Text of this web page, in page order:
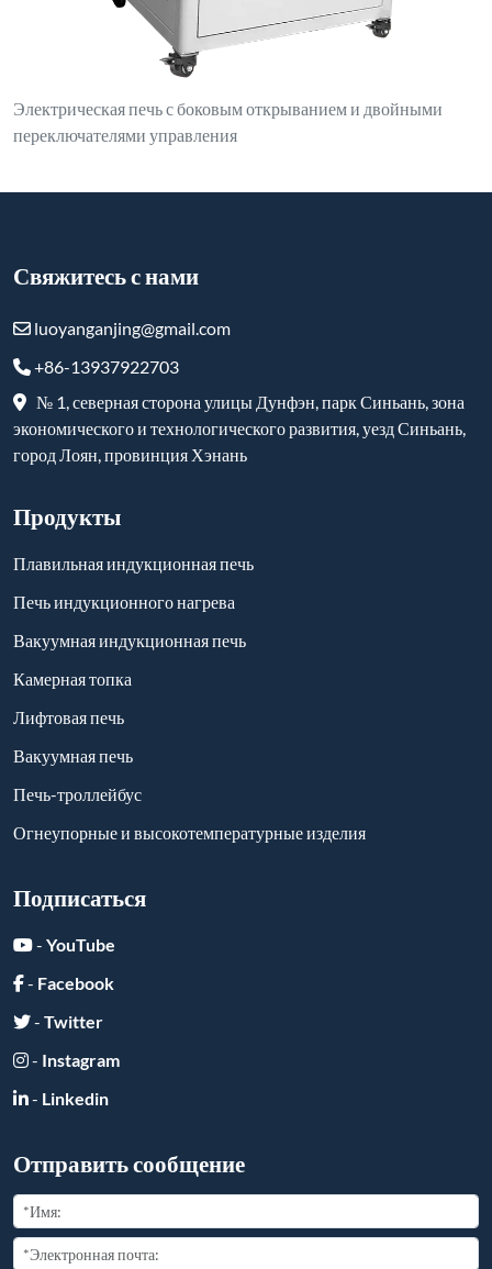
Электрическая печь с боковым открыванием и двойными
luoyanganjing@gmail.com
+86-13937922703
экономического и технологического развития, уезд Синьань,
город Лоян, провинция Хэнань
Продукты
Плавильная индукционная печь
Печь индукционного нагрева
Вакуумная индукционная печь
Камерная топка
Лифтовая печь
Вакуумная печь
Печь-троллейбус
Огнеупорные и высокотемпературные изделия
Подписаться
-YouTube
-
Facebook
-Twitter
-
Instagram
Linkedin